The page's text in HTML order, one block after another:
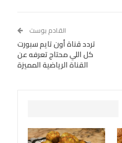
StumbleUpon
VK
BlackBerry
Viber
القادم بوست
تردد قناة أون تايم سبورت
كل اللي محتاج تعرفه عن
القناة الرياضية المميزة